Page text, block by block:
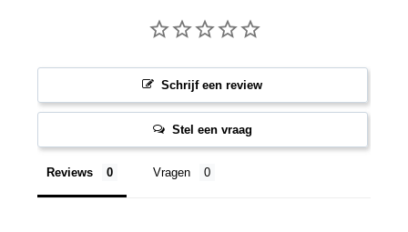
Schrijf een review
Stel een vraag
Reviews Vragen